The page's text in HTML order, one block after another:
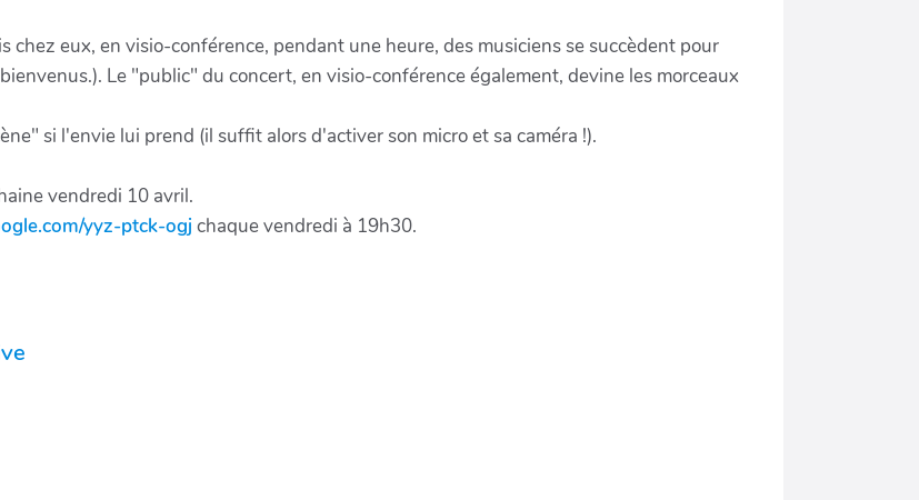
chez eux, en visio-conférence, pendant une heure, des musiciens se succèdent pour
Le "public" du concert, en visio-conférence également, devine les morceaux
si l'envie lui prend (il suffit alors d'activer son micro et sa caméra !).
vendredi 10 avril.
yyz-ptck-ogj chaque vendredi à 19h30.